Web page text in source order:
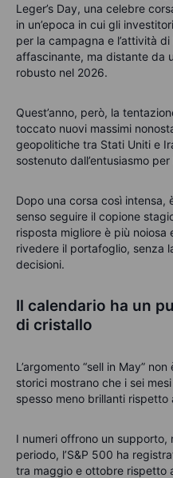
Leger’s Day, una celebre
in un’epoca in cui gli
per la campagna e l’attività
affascinante, ma distante da
robusto nel 2026.
Quest’anno, però, la
toccato nuovi massimi
geopolitiche tra Stati Uniti e
sostenuto dall’entusiasmo
Dopo una corsa così intensa,
senso seguire il copione
risposta migliore è più noiosa
rivedere il portafoglio, senza
decisioni.
Il calendario ha un
di cristallo
L’argomento “sell in May”
storici mostrano che i sei
spesso meno brillanti
I numeri offrono un supporto,
periodo, l’S&P 500 ha
tra maggio e ottobre rispetto